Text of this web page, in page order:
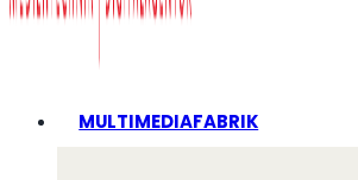
MULTIMEDIAFABRIK